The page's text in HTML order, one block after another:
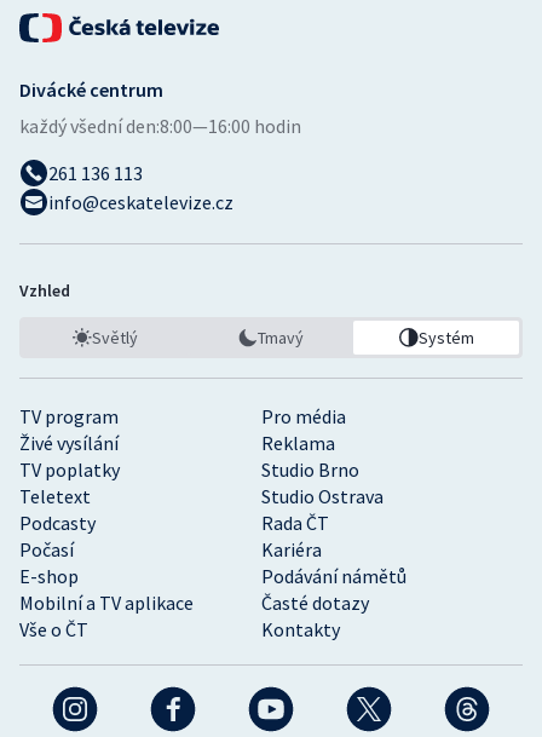
TV program
Pro média
Živé vysílání
Reklama
TV poplatky
Studio Brno
Teletext
Studio Ostrava
Podcasty
Rada ČT
Počasí
Kariéra
E-shop
Podávání námětů
Mobilní a TV aplikace
Časté dotazy
Vše o ČT
Kontakty
Divácké centrum
každý všední den:8:00—16:00 hodin
261 136 113
info@ceskatelevize.cz
Vzhled
Světlý Tmavý Systém